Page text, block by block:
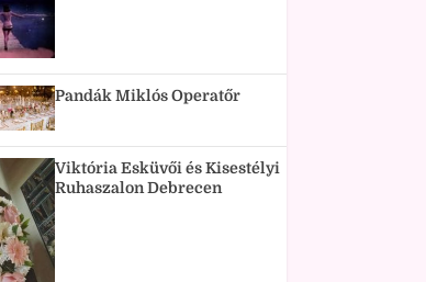
Pandák Miklós Operatőr
Viktória Esküvői és Kisestélyi
Ruhaszalon Debrecen